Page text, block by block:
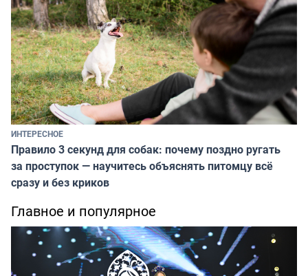
ИНТЕРЕСНОЕ
Правило 3 секунд для собак: почему поздно ругать
за проступок — научитесь объяснять питомцу всё
сразу и без криков
Главное и популярное